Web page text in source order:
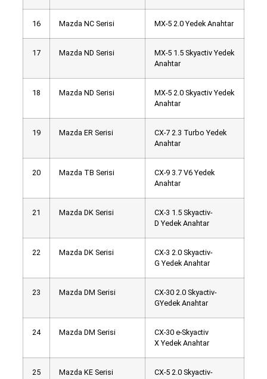
16 Mazda NC Serisi MX-5 2.0 Yedek Anahtar
17 Mazda ND Serisi
MX-5 1.5 Skyactiv Yedek
Anahtar
18 Mazda ND Serisi
MX-5 2.0 Skyactiv Yedek
Anahtar
19 Mazda ER Serisi
CX-7 2.3 Turbo Yedek
Anahtar
20 Mazda TB Serisi
CX-9 3.7 V6 Yedek
Anahtar
21 Mazda DK Serisi
CX-3 1.5 Skyactiv-
D Yedek Anahtar
22 Mazda DK Serisi
CX-3 2.0 Skyactiv-
G Yedek Anahtar
23 Mazda DM Serisi
CX-30 2.0 Skyactiv-
GYedek Anahtar
24 Mazda DM Serisi
CX-30 e-Skyactiv
X Yedek Anahtar
25 Mazda KE Serisi
CX-5 2.0 Skyactiv-